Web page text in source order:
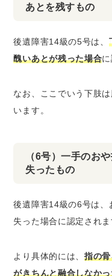
あとを残すもの
後遺障害14級の5号は、
醜いあとが残った場合
なお、ここでいう下肢
います。
（6号）一手のお
失ったもの
後遺障害14級の6号は、
失った場合に認定されま
より具体的には、指の
がきちんと融合しなか